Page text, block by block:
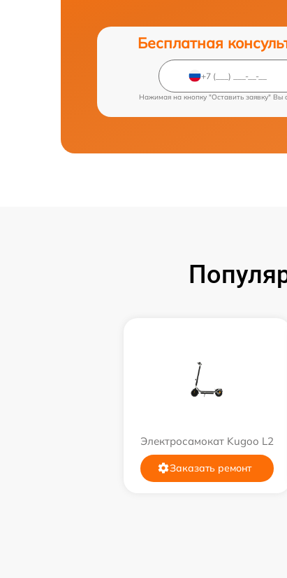
Бесплатная
Нажимая на кнопку "Оставить заявку" Вы
Электросамокат Kugoo L2
Заказать ремонт